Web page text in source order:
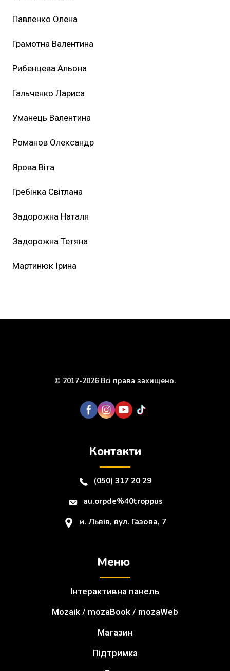
Павленко Олена
Грамотна Валентина
Рибенцева Альона
Гальченко Лариса
Уманець Валентина
Романов Олександр
Ярова Віта
Гребінка Світлана
Задорожна Наталя
Задорожна Тетяна
Мартинюк Ірина
© 2017-2026 Всі права захищено.
Контакти
(050) 317 20 29
au.orpde%40troppus
м. Львів, вул. Газова, 7
Меню
Інтерактивна панель
Mozaik / mozaBook / mozaWeb
Магазин
Підтримка